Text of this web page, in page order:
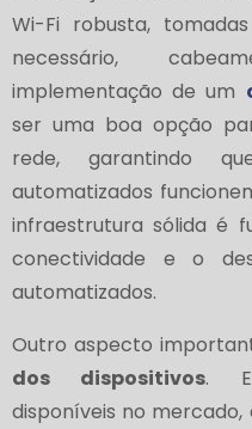
Wi-Fi robusta,
necessário,
implementação de um
ser uma boa opção
rede, garantindo
automatizados
infraestrutura sólida é
conectividade e o
automatizados.
Outro aspecto
dos dispositivos.
disponíveis no